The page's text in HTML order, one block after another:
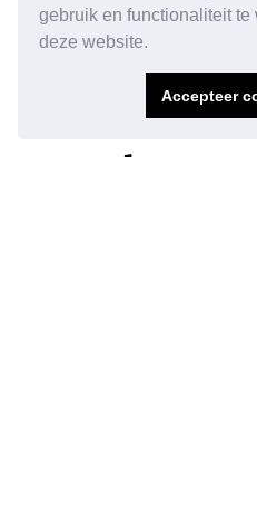
gebruik en functionaliteit te
deze website.
Accepteer